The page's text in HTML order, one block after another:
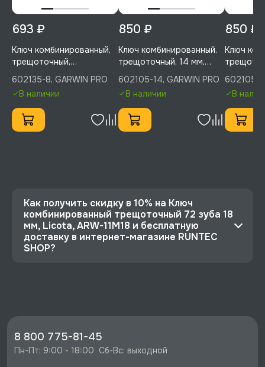
693 ₽
Ключ комбинированный,
трещоточный,
шарнирный, 8 мм,
GARWIN PRO, 602135-8
602135-8, GARWIN PRO
В наличии
850 ₽
Ключ комбинированный,
трещоточный, 14 мм,
GARWIN PRO, 602105-14
602105-14, GARWIN PRO
В наличии
850 ₽
Ключ
GARWIN
602105-
В
Как получить скидку в 10% на Ключ
комбинированный трещоточный 72 зуба 18
мм, Licota, ARW-11M18 и бесплатную
доставку в интернет-магазине RUNTEC
SHOP?
773 руб.
⚡️ Бесплатная доставка в Москве, Санкт-
8 800 775-81-45
Пн-Пт: 9:00 - 18:00  Сб-Вс: выходной